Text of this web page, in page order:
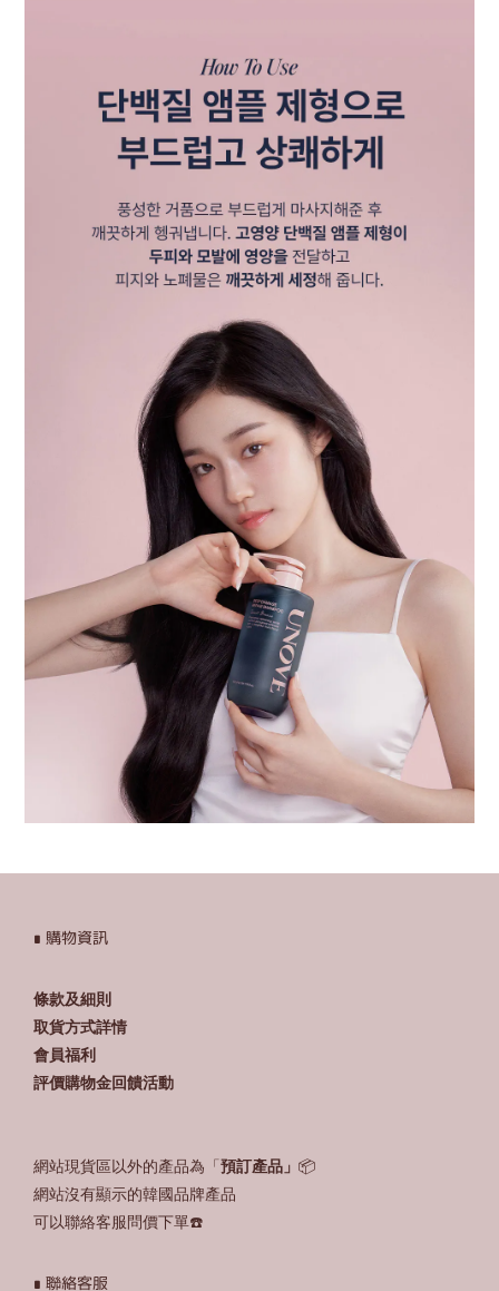
∎ 購物資訊
條款及細則
取貨方式詳情
會員福利
評價購物金回饋活動
網站現貨區以外的產品為「 預訂產品」 📦
網站沒有顯示的韓國品牌產品
可以聯絡客服問價下單☎️
∎ 聯絡客服